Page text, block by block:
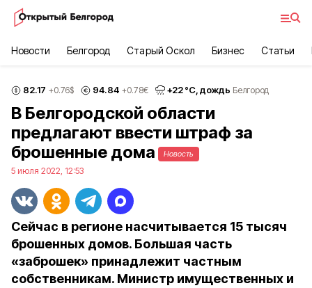
Новости Белгород Старый Оскол Бизнес Статьи
82.17 +0.76$ 94.84 +0.78€ +22°С, дождь Белгород
В Белгородской области
предлагают ввести штраф за
брошенные дома
Новость
5 июля 2022, 12:53
Сейчас в регионе насчитывается 15 тысяч
брошенных домов. Большая часть
«заброшек» принадлежит частным
собственникам. Министр имущественных и